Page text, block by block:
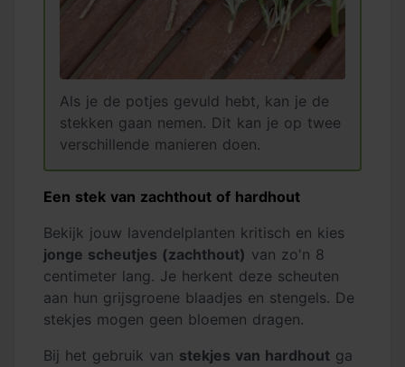
Als je de potjes gevuld hebt, kan je de
stekken gaan nemen. Dit kan je op twee
verschillende manieren doen.
Een stek van zachthout of hardhout
Bekijk jouw lavendelplanten kritisch en kies
jonge scheutjes (zachthout) van zo'n 8
centimeter lang. Je herkent deze scheuten
aan hun grijsgroene blaadjes en stengels. De
stekjes mogen geen bloemen dragen.
Bij het gebruik van stekjes van hardhout ga